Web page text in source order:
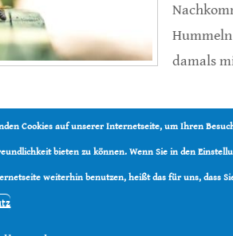
damals
über 80 Millionen Jahre gemeinsame
Cookies auf unserer Internetseite, um Ihren
bieten zu können. Wenn Sie in den
weiterhin benutzen, heißt das für uns, dass